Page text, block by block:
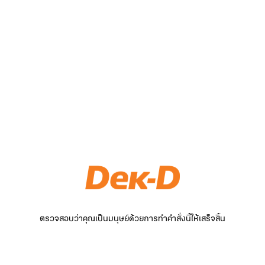
ตรวจสอบว่าคุณเป็นมนุษย์ด้วยการทำคำสั่งนี้ให้เสร็จสิ้น